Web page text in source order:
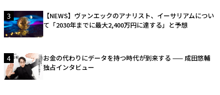
3
【NEWS】ヴァンエックのアナリスト、イーサリアムについ
て「2030年までに最大2,400万円に達する」と予想
4
お金の代わりにデータを持つ時代が到来する —— 成田悠輔
独占インタビュー